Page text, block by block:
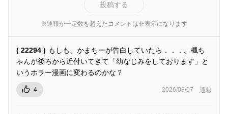
投稿する
※通報が一定数を超えたコメントは非表示になります
( 22294 ) もしも、かまちーが告白していたら．．．。楓ち
ゃんが後ろから近付いてきて「幼なじみをしております」と
いうホラー漫画に変わるのかな？
4 2026/08/07 通報